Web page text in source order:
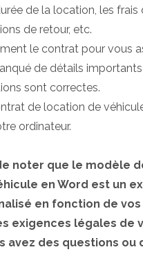
de la location, les frais
de retour, etc.
le contrat pour vous
de détails
sont correctes.
de location de
ordinateur.
noter que le modèle
en Word est un
en fonction de vos
exigences légales de
avez des questions ou